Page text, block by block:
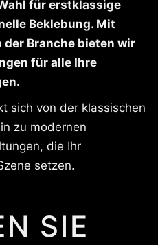
für erstklassige
Beklebung. Mit
Branche bieten wir
für alle Ihre
sich von der klassischen
zu modernen
die Ihr
setzen.
SIE